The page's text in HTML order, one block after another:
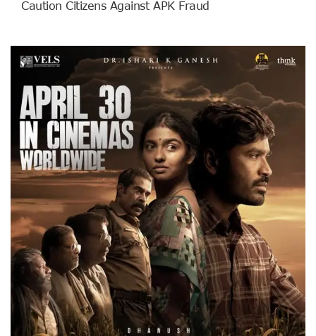
Caution Citizens Against APK Fraud